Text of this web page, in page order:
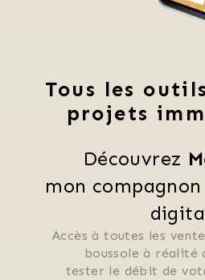
Tous les
projets
Découvrez
mon
Accès à toutes les
boussole à réalité
tester le débit de